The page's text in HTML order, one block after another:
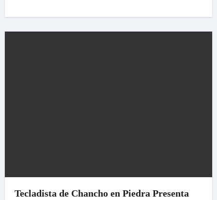
Tecladista de Chancho en Piedra Presenta